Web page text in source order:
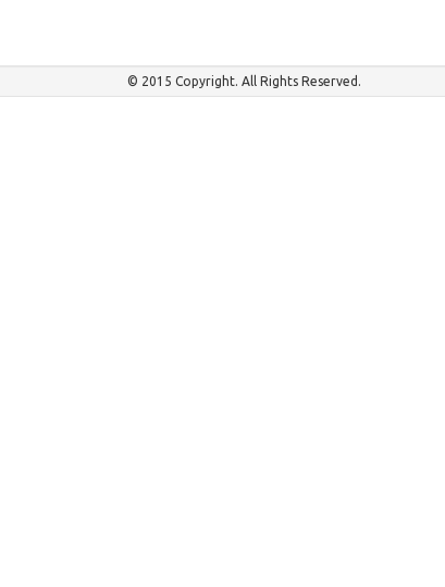
© 2015 Copyright. All Rights Reserved.